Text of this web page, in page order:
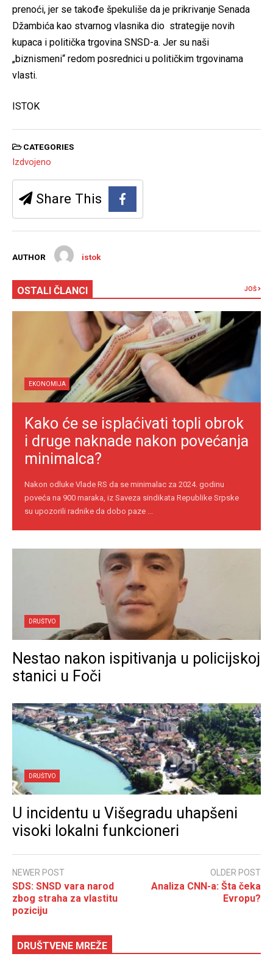
prenoći, jer se takođe špekuliše da je prikrivanje Senada
Džambića kao stvarnog vlasnika dio strategije novih
kupaca i politička trgovina SNSD-a. Jer su naši
„biznismeni“ redom posrednici u političkim trgovinama
vlasti.
ISTOK
CATEGORIES
Izdvojeno
Share This
AUTHOR istok
OSTALI ČLANCI JOŠ
EKONOMIJA
Kako će se isplaćivati topli obrok
i druge naknade nakon povećanja
minimalca?
Nakon odluke Vlade RS da se minimalac za 2024. godinu
poveća na 900 maraka, iz Saveza sindikata Republike Srpske
su upozorili radnike da dobo paze ...
DRUŠTVO
Nestao nakon ispitivanja u policijskoj
stanici u Foči
DRUŠTVO
U incidentu u Višegradu uhapšeni
visoki lokalni funkcioneri
NEWER POST
SDS: SNSD vara narod
zbog straha za vlastitu
poziciju
OLDER POST
Analiza CNN-a: Šta čeka
Evropu?
DRUŠTVENE MREŽE